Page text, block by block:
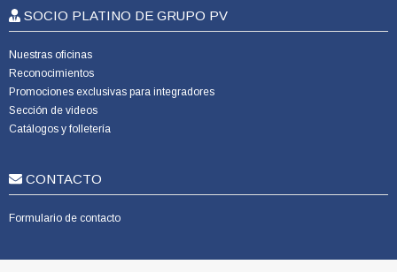
SOCIO PLATINO DE GRUPO PV
Nuestras oficinas
Reconocimientos
Promociones exclusivas para integradores
Sección de videos
Catálogos y folletería
CONTACTO
Formulario de contacto